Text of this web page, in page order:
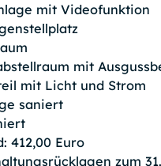
mit Videofunktion
mit
mit Licht und Strom
saniert
412,00 Euro
zum